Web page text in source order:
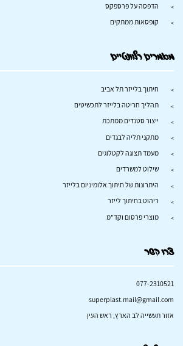
הדפסה על פרספקס
קופסאות ממתקים
מאמרים רלוונטיים
חיתוך בלייזר תל אביב
תהליך חריטה בלייזר לתכשיטים
ייצור סטנדים ממתכת
מתקני תליה לבגדים
מעמד תצוגה לקטלוגים
שילוט למשרדים
היתרונות של חיתוך אלומיניום בלייזר
ריהוט בחיתוך לייזר
מוצרי פרסום וקד"מ
צרו קשר
077-2310521
superplast.mail@gmail.com
אזור תעשייה לב הארץ, ראש העין